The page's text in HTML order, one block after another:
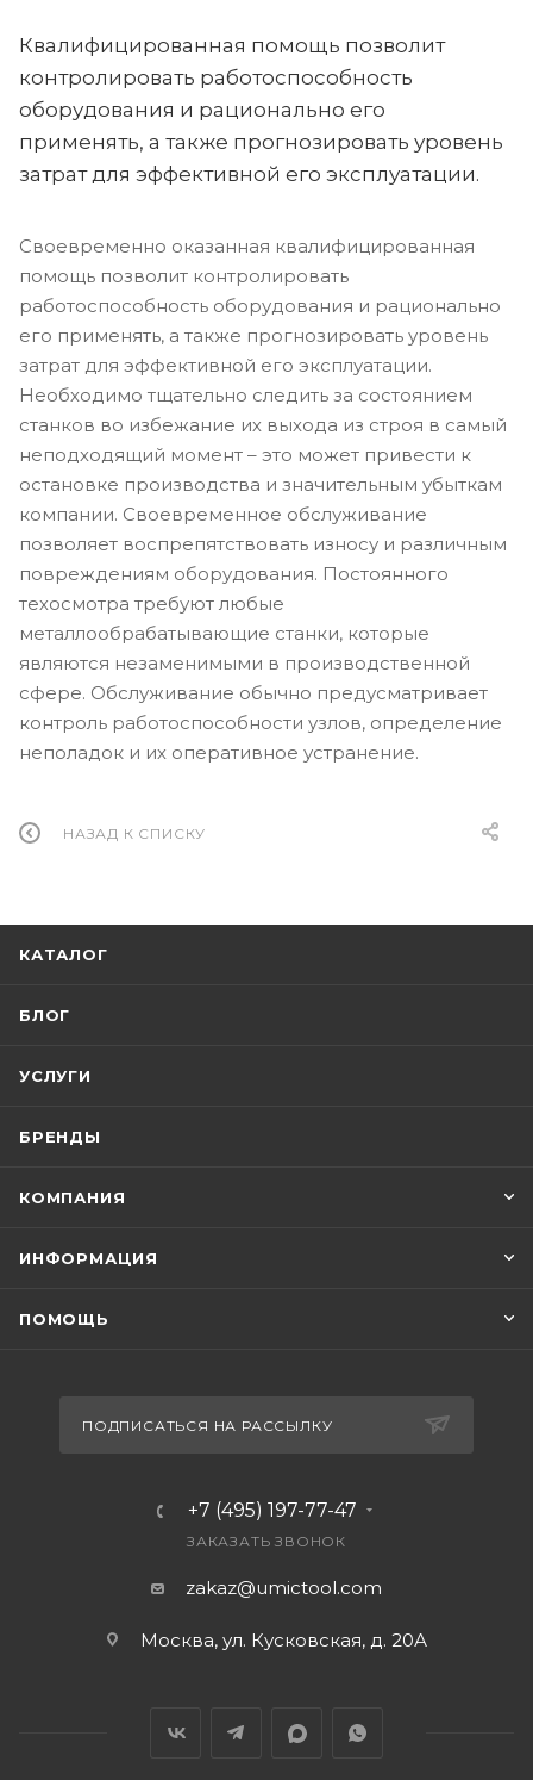
Квалифицированная помощь позволит
контролировать работоспособность
оборудования и рационально его
применять, а также прогнозировать уровень
затрат для эффективной его эксплуатации.
Своевременно оказанная квалифицированная
помощь позволит контролировать
работоспособность оборудования и рационально
его применять, а также прогнозировать уровень
затрат для эффективной его эксплуатации.
Необходимо тщательно следить за состоянием
станков во избежание их выхода из строя в самый
неподходящий момент – это может привести к
остановке производства и значительным убыткам
компании. Своевременное обслуживание
позволяет воспрепятствовать износу и различным
повреждениям оборудования. Постоянного
техосмотра требуют любые
металлообрабатывающие станки, которые
являются незаменимыми в производственной
сфере. Обслуживание обычно предусматривает
контроль работоспособности узлов, определение
неполадок и их оперативное устранение.
НАЗАД К СПИСКУ
КАТАЛОГ
БЛОГ
УСЛУГИ
БРЕНДЫ
КОМПАНИЯ
ИНФОРМАЦИЯ
ПОМОЩЬ
ПОДПИСАТЬСЯ НА РАССЫЛКУ
+7 (495) 197-77-47
ЗАКАЗАТЬ ЗВОНОК
zakaz@umictool.com
Москва, ул. Кусковская, д. 20А